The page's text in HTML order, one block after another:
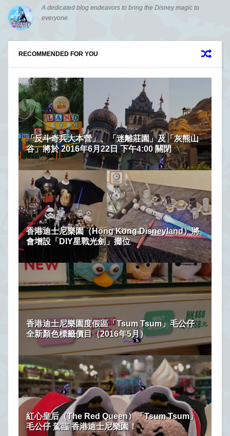
A dedicated blog endeavors to bring the Disney magic to
everyone.
RECOMMENDED FOR YOU
「反斗奇兵大本營」、「迷離莊園」及「灰熊山
谷」將於 2016年6月22日 下午4:00 關閉
香港迪士尼樂園（Hong Kong Disneyland）將
會增設「DIY星戰光劍」攤位
香港迪士尼樂園度假區「Tsum Tsum」毛公仔
全新顏色標籤價目（2016年5月）
紅心皇后（The Red Queen）「Tsum Tsum」
毛公仔 駕臨 香港迪士尼樂園！